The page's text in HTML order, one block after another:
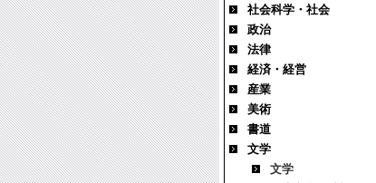
社会科学・社会
政治
法律
経済・経営
産業
美術
書道
文学
文学